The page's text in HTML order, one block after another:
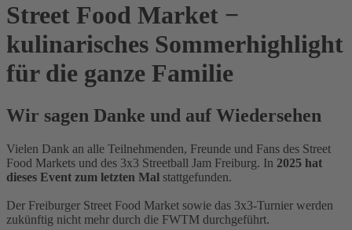
Street Food Market −
kulinarisches Sommerhighlight
für die ganze Familie
Wir sagen Danke und auf Wiedersehen
Vielen Dank an alle Teilnehmenden, Freunde und Fans des Street
Food Markets und des 3x3 Streetball Jam Freiburg. In 2025 hat
dieses Event zum letzten Mal stattgefunden.
Der Freiburger Street Food Market sowie das 3x3-Turnier werden
zukünftig nicht mehr durch die FWTM durchgeführt.